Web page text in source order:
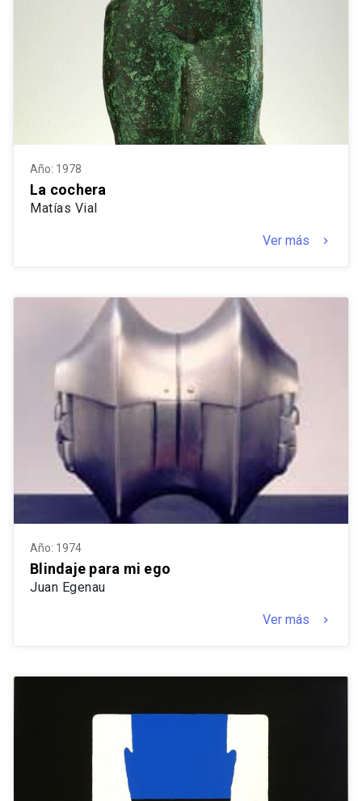
Año: 1978
La cochera
Matías Vial
Ver más keyboard_arrow_right
Año: 1974
Blindaje para mi ego
Juan Egenau
Ver más keyboard_arrow_right